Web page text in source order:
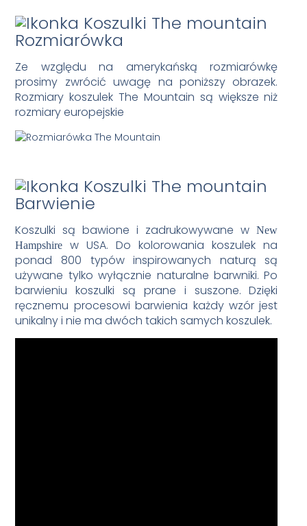
Rozmiarówka
Ze względu na amerykańską rozmiarówkę
prosimy zwrócić uwagę na poniższy obrazek.
Rozmiary koszulek The Mountain są większe niż
rozmiary europejskie
Barwienie
Koszulki są bawione i zadrukowywane wNew
Hampshire
w USA. Do kolorowania koszulek na
ponad 800 typów inspirowanych naturą są
używane tylko wyłącznie naturalne barwniki. Po
barwieniu koszulki są prane i suszone. Dzięki
ręcznemu procesowi barwienia każdy wzór jest
unikalny i nie ma dwóch takich samych koszulek.